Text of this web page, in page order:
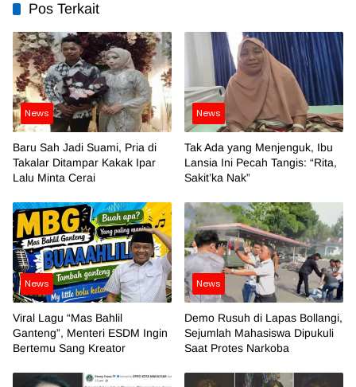
Pos Terkait
News
Baru Sah Jadi Suami, Pria di
Takalar Ditampar Kakak Ipar
Lalu Minta Cerai
News
Tak Ada yang Menjenguk, Ibu
Lansia Ini Pecah Tangis: “Rita,
Sakit’ka Nak”
News
Viral Lagu “Mas Bahlil
Ganteng”, Menteri ESDM Ingin
Bertemu Sang Kreator
News
Demo Rusuh di Lapas Bollangi,
Sejumlah Mahasiswa Dipukuli
Saat Protes Narkoba